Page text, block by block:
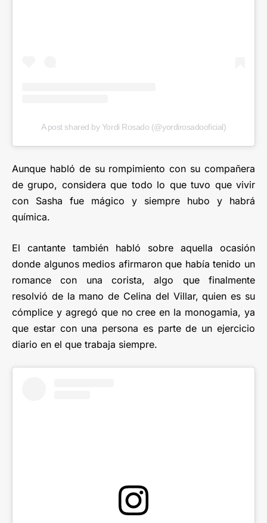
A post shared by Yordi Rosado (@yordirosadooficial)
Aunque habló de su rompimiento con su compañera
de grupo, considera que todo lo que tuvo que vivir
con Sasha fue mágico y siempre hubo y habrá
química.
El cantante también habló sobre aquella ocasión
donde algunos medios afirmaron que había tenido un
romance con una corista, algo que finalmente
resolvió de la mano de Celina del Villar, quien es su
cómplice y agregó que no cree en la monogamia, ya
que estar con una persona es parte de un ejercicio
diario en el que trabaja siempre.